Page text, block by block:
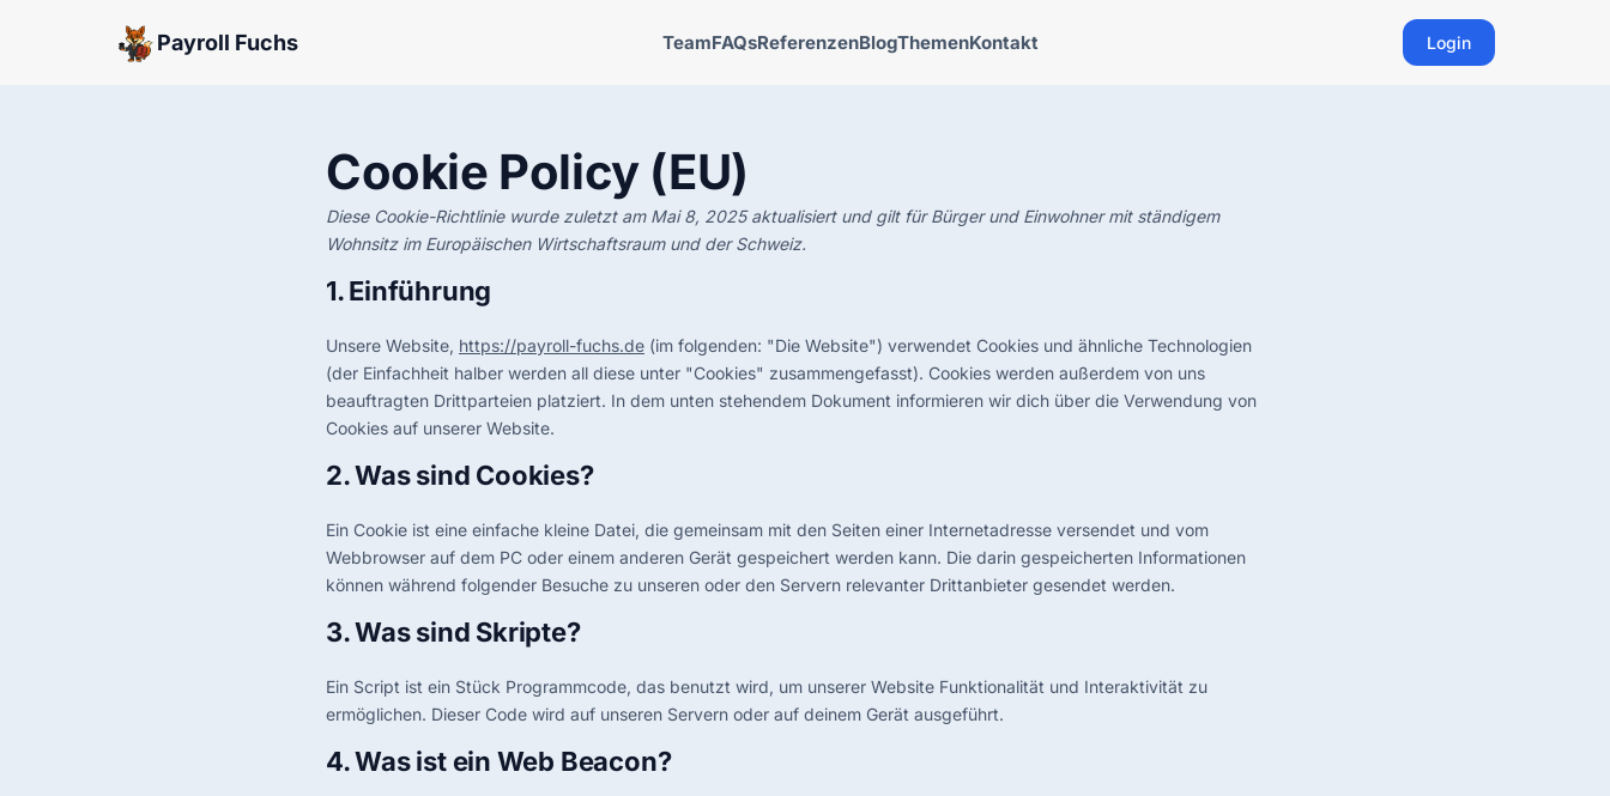
Payroll Fuchs TeamFAQsReferenzenBlogThemenKontakt Login
Cookie Policy (EU)
Diese Cookie-Richtlinie wurde zuletzt am Mai 8, 2025 aktualisiert und gilt für Bürger und Einwohner mit ständigem
Wohnsitz im Europäischen Wirtschaftsraum und der Schweiz.
1. Einführung
Unsere Website, https://payroll-fuchs.de (im folgenden: "Die Website") verwendet Cookies und ähnliche Technologien
(der Einfachheit halber werden all diese unter "Cookies" zusammengefasst). Cookies werden außerdem von uns
beauftragten Drittparteien platziert. In dem unten stehendem Dokument informieren wir dich über die Verwendung von
Cookies auf unserer Website.
2. Was sind Cookies?
Ein Cookie ist eine einfache kleine Datei, die gemeinsam mit den Seiten einer Internetadresse versendet und vom
Webbrowser auf dem PC oder einem anderen Gerät gespeichert werden kann. Die darin gespeicherten Informationen
können während folgender Besuche zu unseren oder den Servern relevanter Drittanbieter gesendet werden.
3. Was sind Skripte?
Ein Script ist ein Stück Programmcode, das benutzt wird, um unserer Website Funktionalität und Interaktivität zu
ermöglichen. Dieser Code wird auf unseren Servern oder auf deinem Gerät ausgeführt.
4. Was ist ein Web Beacon?